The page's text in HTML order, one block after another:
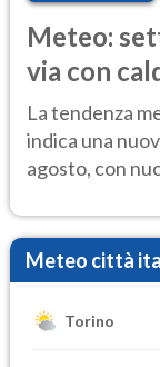
Meteo:
via con
temporale
La tendenza
indica una
agosto, con
Meteo città
Torino